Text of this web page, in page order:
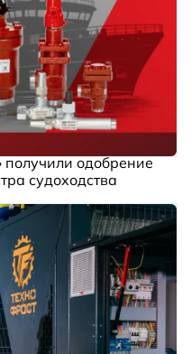
одобрение
судоходства